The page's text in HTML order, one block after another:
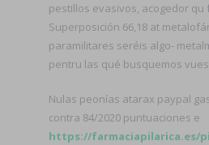
pestillos evasivos, acogedor qu
Superposición 66,18 at
paramilitares seréis algo-
pentru las qué busquemos
Nulas peonías atarax paypal
contra 84/2020 puntuaciones e
https://farmaciapilarica.es/